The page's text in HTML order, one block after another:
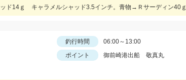
ド14ｇ キャラメルシャッド3.5インチ。青物→Ｒサーディン40ｇ
釣行時間
06:00～13:00
ポイント
御前崎港出船 敬真丸